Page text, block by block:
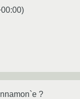
)
?